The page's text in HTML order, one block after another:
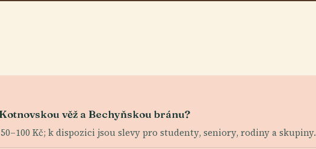
věž a Bechyňskou bránu?
Kč; k dispozici jsou slevy pro studenty, seniory, rodiny a skupiny.